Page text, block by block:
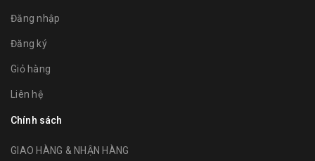
Đăng nhập
Đăng ký
Giỏ hàng
Liên hệ
Chính sách
GIAO HÀNG & NHẬN HÀNG